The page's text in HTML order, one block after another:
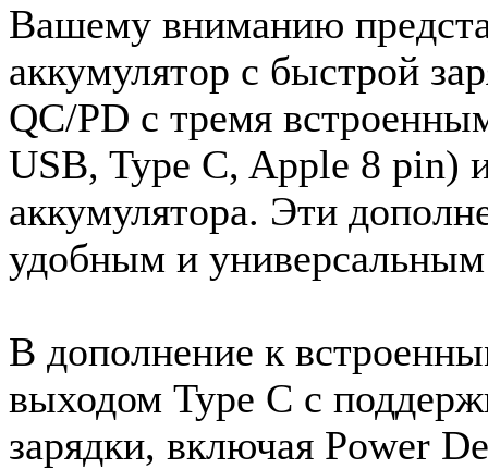
Вашему вниманию
аккумулятор с быстрой
QC/PD с тремя
USB, Type C, Apple 8 pin)
аккумулятора. Эти
удобным и
В дополнение к
выходом Type C c
зарядки, включая Power